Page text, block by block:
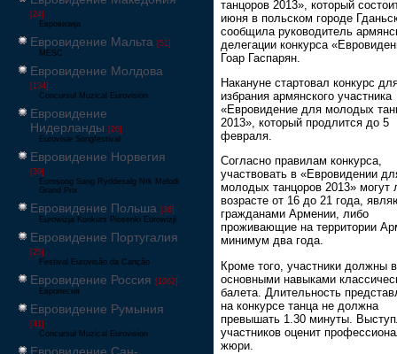
[24]
Евровизија
Евровидение Мальта [51]
MESC
Евровидение Молдова
[134]
Concursul Muzical Eurovision
Евровидение
Нидерланды [26]
Eurovisie Songfestival
Евровидение Норвегия
[39]
Eurosong Sang Ryddesalg Nrk Melodi
Grand Prix
Евровидение Польша [36]
Eurowizja Konkurs Piosenki Eurowizji
Евровидение Португалия
[25]
Festival Eurovisão da Canção
Евровидение Россия [1062]
Европесня
Евровидение Румыния
[41]
Concursul Muzical Eurovision
танцоров 2013», который
июня в польском городе
сообщила руководитель
делегации конкурса
Гоар Гаспарян.
Накануне стартовал конкурс
избрания армянского участника
«Евровидение для молодых
2013», который продлится до 5
февраля.
Согласно правилам конкурса,
участвовать в «Евровидении
молодых танцоров 2013» могут
возрасте от 16 до 21 года,
гражданами Армении, либо
проживающие на территории
минимум два года.
Кроме того, участники должны
основными навыками
балета. Длительность
на конкурсе танца не должна
превышать 1.30 минуты.
участников оценит
жюри.